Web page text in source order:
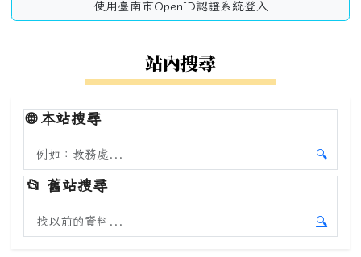
使用臺南市OpenID認證系統登入
站內搜尋
🌐本站搜尋
搜尋本站內容
🔍
開始本
📂 舊站搜尋
搜尋舊站內容
🔍
開始舊